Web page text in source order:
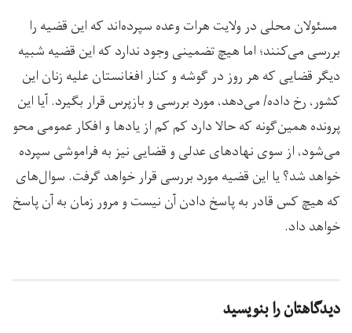
مسئولان محلی در ولایت هرات وعده سپرده‌اند که این قضیه را
بررسی می‌کنند؛ اما هیچ تضمینی وجود ندارد که این قضیه شبیه
دیگر قضایی که هر روز در گوشه و کنار افغانستان علیه زنان این
کشور، رخ داده/ می‌دهد، مورد بررسی و بازپرس قرار بگیرد. آیا این
پرونده همین‌گونه که حالا دارد کم کم از یادها و افکار عمومی محو
می‌شود، از سوی نهادهای عدلی و قضایی نیز به فراموشی سپرده
خواهد شد؟ یا این قضیه مورد بررسی قرار خواهد گرفت. سوال‌های
که هیچ کس قادر به پاسخ دادن آن نیست و مرور زمان به آن پاسخ
خواهد داد.
دیدگاهتان را بنویسید